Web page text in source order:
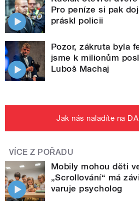
Pro peníze si pak
práskl policii
Pozor, zákruta byla
jsme k milionům
Luboš Machaj
Jak nás naladíte na
VÍCE Z POŘADU
Mobily mohou děti
„Scrollování“ má
varuje psycholog